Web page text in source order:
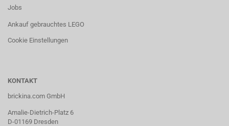
Jobs
Ankauf gebrauchtes LEGO
Cookie Einstellungen
KONTAKT
brickina.com GmbH
Amalie-Dietrich-Platz 6
D-01169 Dresden